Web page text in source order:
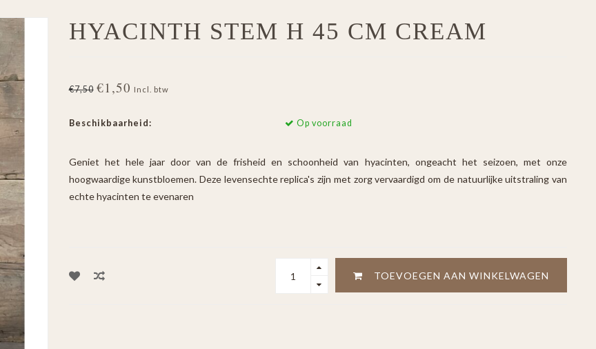
HYACINTH STEM H 45 CM CREAM
€7,50 €1,50 Incl. btw
Beschikbaarheid: Op voorraad
Geniet het hele jaar door van de frisheid en schoonheid van hyacinten, ongeacht het seizoen, met onze
hoogwaardige kunstbloemen. Deze levensechte replica's zijn met zorg vervaardigd om de natuurlijke uitstraling van
echte hyacinten te evenaren
TOEVOEGEN AAN WINKELWAGEN